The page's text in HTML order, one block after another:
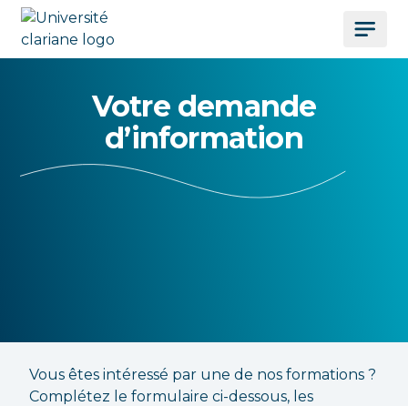
Votre demande
d’information
Vous êtes intéressé par une de nos formations ?
Complétez le formulaire ci-dessous, les